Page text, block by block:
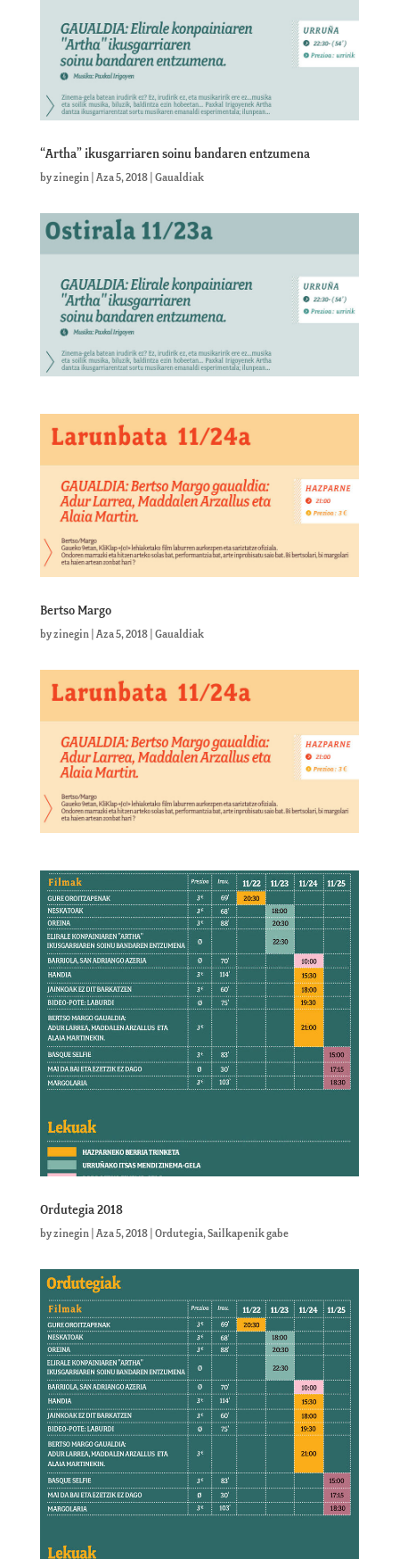
“Artha” ikusgarriaren soinu bandaren entzumena
byzinegin| Aza 5, 2018| Gaualdiak
Bertso Margo
byzinegin| Aza 5, 2018| Gaualdiak
Ordutegia 2018
byzinegin Aza 5, 2018| Ordutegia, Sailkapenik gabe